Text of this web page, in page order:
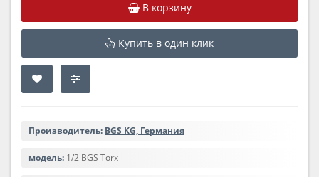
В корзину
Купить в один клик
Производитель: BGS KG, Германия
модель: 1/2 BGS Torx